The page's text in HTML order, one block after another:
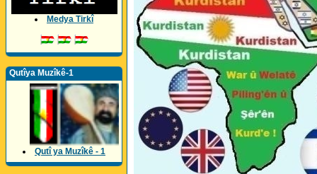
Medya Tirkî
Qutîya Muzîkê-1
Qutî ya Muzîkê - 1